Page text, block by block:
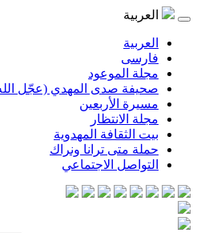
العربية
العربية
فارسی
مجلة الموعود
صحيفة صدى المهدي (عجّل
مسيرة الأربعين
مجلة الانتظار
بيت الثقافة المهدوية
حملة متى ترانا ونراك
التواصل الاجتماعي